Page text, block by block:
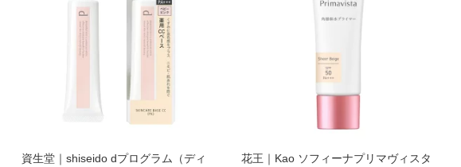
資生堂｜shiseido dプログラム（ディ
花王｜Kao ソフィーナプリマヴィスタ